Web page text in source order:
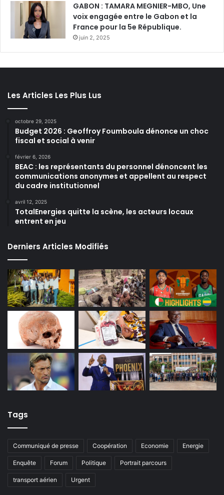
GABON : TAMARA MEGNIER-MBO, Une
voix engagée entre le Gabon et la
France pour la 5e République.
juin 2, 2025
Les Articles Les Plus Lus
octobre 29, 2025
Budget 2026 : Geoffroy Foumboula dénonce un choc
fiscal et social à venir
février 6, 2026
BEAC : les représentants du personnel dénoncent les
communications anonymes et appellent au respect
du cadre institutionnel
avril 12, 2025
TotalEnergies quitte la scène, les acteurs locaux
entrent en jeu
Derniers Articles Modifiés
Tags
Communiqué de presse Coopération Economie Energie
Enquête Forum Politique Portrait parcours
transport aérien Urgent